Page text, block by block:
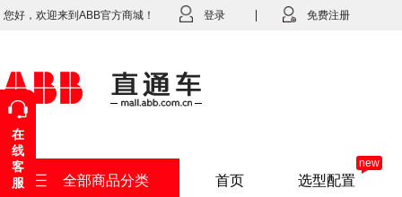
您好，欢迎来到ABB官方商城！ 登录 免费注册
全部商品分类 首页 选型配置
new
在
线
客
服